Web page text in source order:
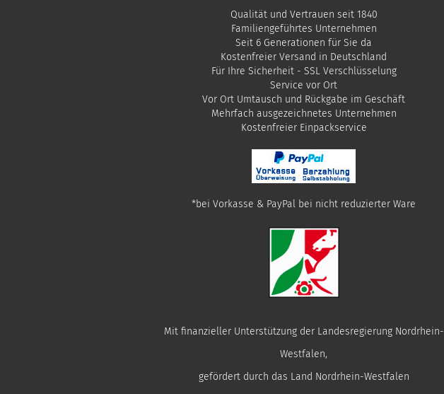
Qualität und Vertrauen seit 1840
Familiengeführtes Unternehmen
Seit 6 Generationen für Sie da
Kostenfreier Versand in Deutschland
Für Ihre Sicherheit - SSL Verschlüsselung
Service vor Ort
Vor Ort Umtausch und Rückgabe im Geschäft
Mehrfach ausgezeichnetes Unternehmen
​Kostenfreier Einpackservice
*bei Vorkasse & PayPal bei nicht reduzierter Ware
Mit finanzieller Unterstützung der Landesregierung Nordrhein-
Westfalen,
gefördert durch das Land Nordrhein-Westfalen